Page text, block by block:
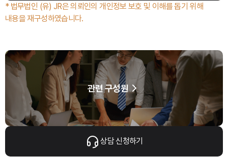
* 법무법인 (유) JR은 의뢰인의 개인정보 보호 및 이해를 돕기 위해
내용을 재구성하였습니다.
관련 구성원
상담 신청하기